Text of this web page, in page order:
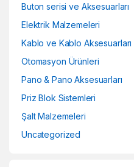
Buton serisi ve Aksesuarları
Elektrik Malzemeleri
Kablo ve Kablo Aksesuarları
Otomasyon Ürünleri
Pano & Pano Aksesuarları
Priz Blok Sistemleri
Şalt Malzemeleri
Uncategorized